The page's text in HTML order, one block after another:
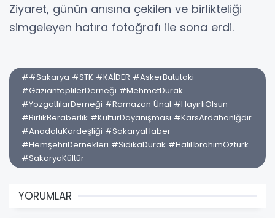
Ziyaret, günün anısına çekilen ve birlikteliği
simgeleyen hatıra fotoğrafı ile sona erdi.
##Sakarya #STK #KAİDER #AskerBututaki
#GazianteplilerDerneği #MehmetDurak
#YozgatlılarDerneği #Ramazan Ünal #HayırlıOlsun
#BirlikBeraberlik #KültürDayanışması #KarsArdahanIğdır
#AnadoluKardeşliği #SakaryaHaber
#HemşehriDernekleri #SıdıkaDurak #HalilİbrahimÖztürk
#SakaryaKültür
YORUMLAR